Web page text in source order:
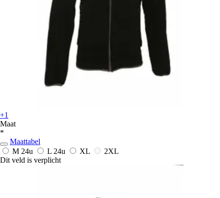
+1
Maat
*
Maattabel
M 24u L 24u XL
2XL
Dit veld is verplicht